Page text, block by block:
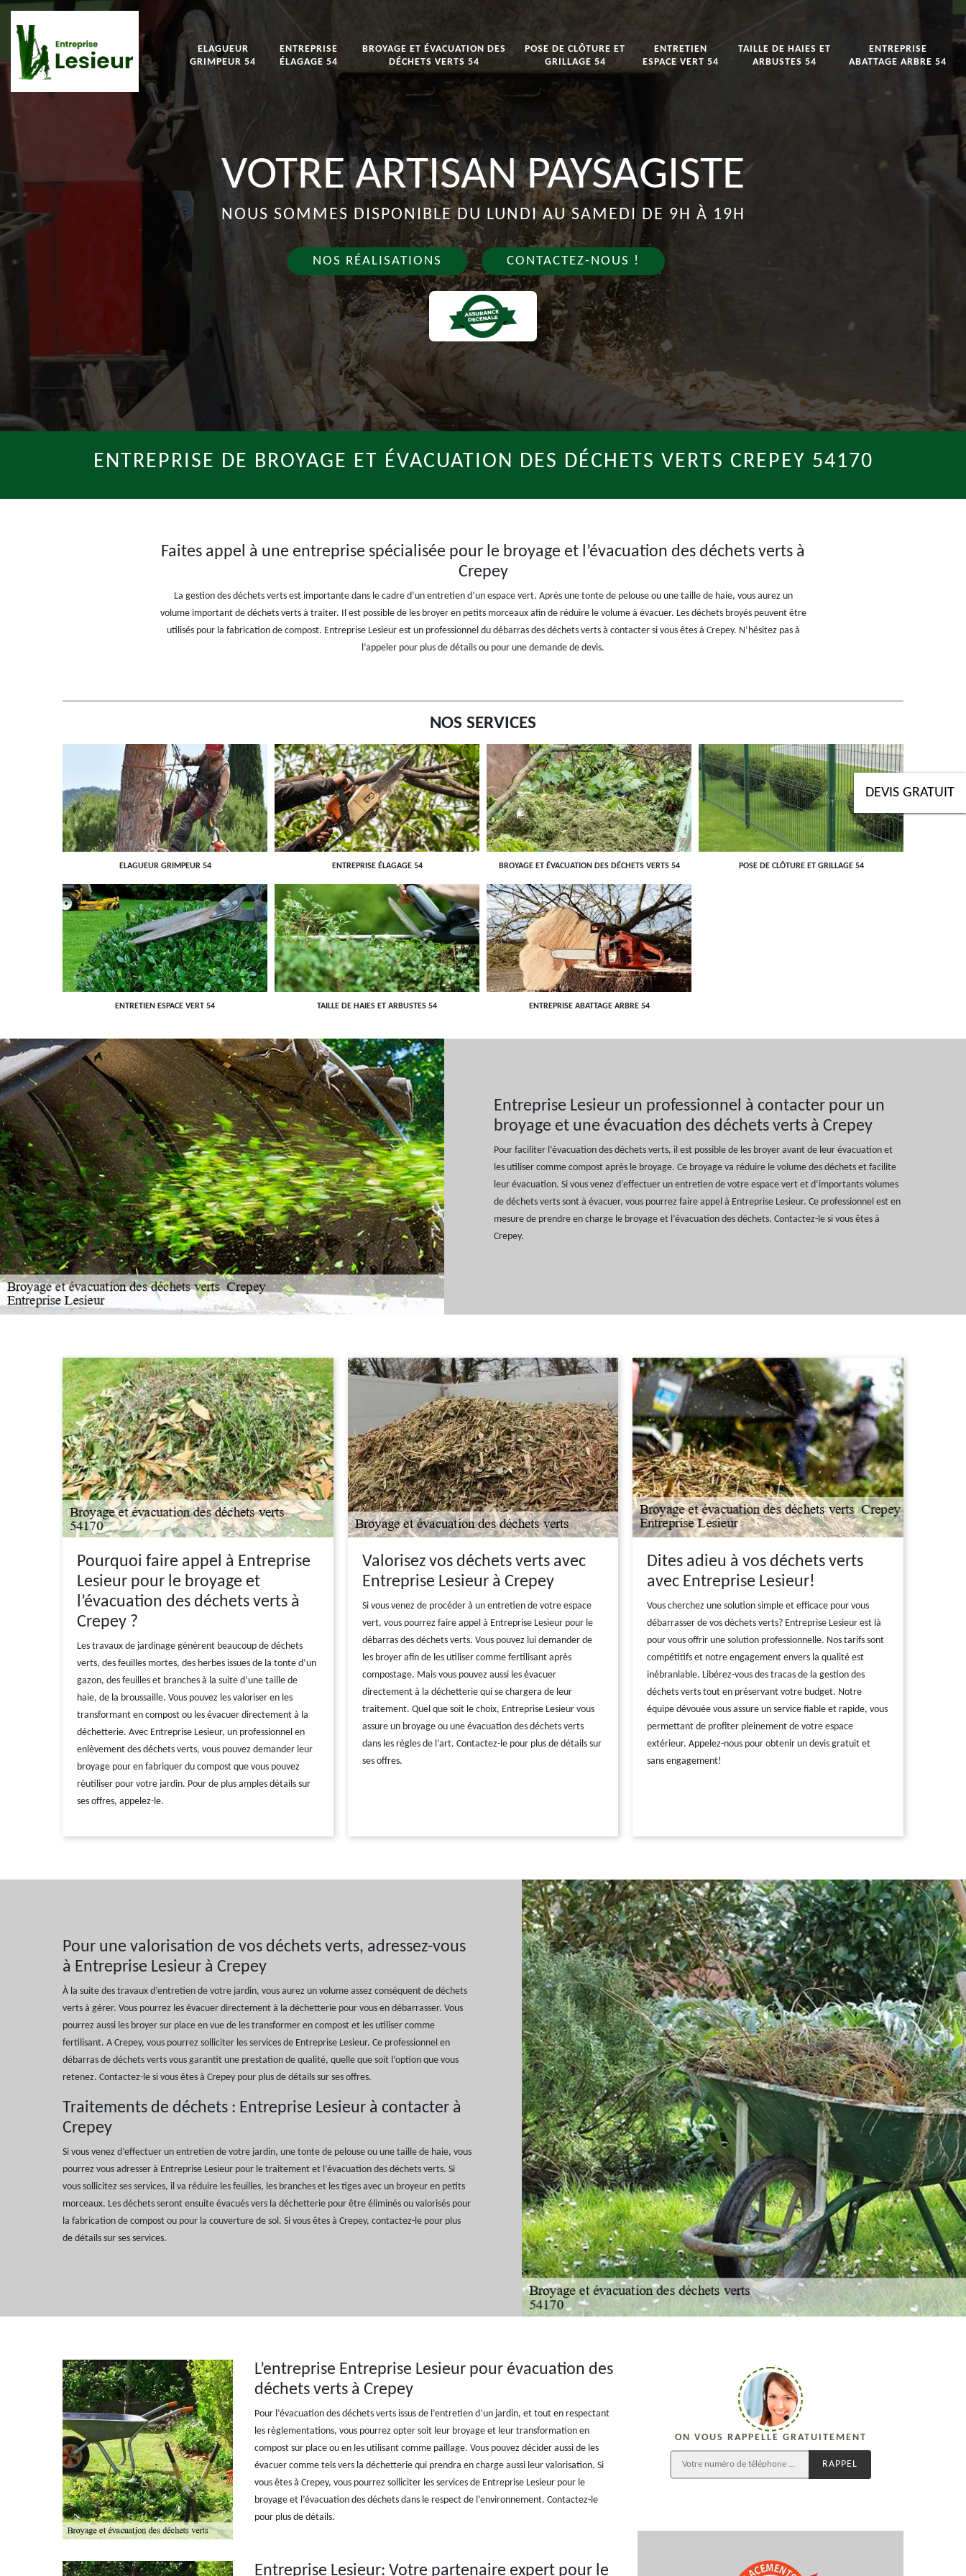
ELAGUEUR
GRIMPEUR 54
ENTREPRISE
ÉLAGAGE 54
BROYAGE ET ÉVACUATION DES
DÉCHETS VERTS 54
POSE DE CLÔTURE ET
GRILLAGE 54
ENTRETIEN
ESPACE VERT 54
TAILLE DE HAIES ET
ARBUSTES 54
ENTREPRISE
ABATTAGE ARBRE 54
VOTRE ARTISAN PAYSAGISTE
NOUS SOMMES DISPONIBLE DU LUNDI AU SAMEDI DE 9H À 19H
NOS RÉALISATIONS CONTACTEZ-NOUS !
DEVIS GRATUIT
ENTREPRISE DE BROYAGE ET ÉVACUATION DES DÉCHETS VERTS CREPEY 54170
Faites appel à une entreprise spécialisée pour le broyage et l’évacuation des déchets verts à
Crepey
La gestion des déchets verts est importante dans le cadre d’un entretien d’un espace vert. Après une tonte de pelouse ou une taille de haie, vous aurez un
volume important de déchets verts à traiter. Il est possible de les broyer en petits morceaux afin de réduire le volume à évacuer. Les déchets broyés peuvent être
utilisés pour la fabrication de compost. Entreprise Lesieur est un professionnel du débarras des déchets verts à contacter si vous êtes à Crepey. N’hésitez pas à
l’appeler pour plus de détails ou pour une demande de devis.
NOS SERVICES
ELAGUEUR GRIMPEUR 54 ENTREPRISE ÉLAGAGE 54 BROYAGE ET ÉVACUATION DES DÉCHETS VERTS 54 POSE DE CLÔTURE ET GRILLAGE 54
ENTRETIEN ESPACE VERT 54 TAILLE DE HAIES ET ARBUSTES 54 ENTREPRISE ABATTAGE ARBRE 54
Entreprise Lesieur un professionnel à contacter pour un
broyage et une évacuation des déchets verts à Crepey
Pour faciliter l’évacuation des déchets verts, il est possible de les broyer avant de leur évacuation et
les utiliser comme compost après le broyage. Ce broyage va réduire le volume des déchets et facilite
leur évacuation. Si vous venez d’effectuer un entretien de votre espace vert et d’importants volumes
de déchets verts sont à évacuer, vous pourrez faire appel à Entreprise Lesieur. Ce professionnel est en
mesure de prendre en charge le broyage et l’évacuation des déchets. Contactez-le si vous êtes à
Crepey.
Pourquoi faire appel à Entreprise
Lesieur pour le broyage et
l’évacuation des déchets verts à
Crepey ?
Les travaux de jardinage génèrent beaucoup de déchets
verts, des feuilles mortes, des herbes issues de la tonte d’un
gazon, des feuilles et branches à la suite d’une taille de
haie, de la broussaille. Vous pouvez les valoriser en les
transformant en compost ou les évacuer directement à la
déchetterie. Avec Entreprise Lesieur, un professionnel en
enlèvement des déchets verts, vous pouvez demander leur
broyage pour en fabriquer du compost que vous pouvez
réutiliser pour votre jardin. Pour de plus amples détails sur
ses offres, appelez-le.
Valorisez vos déchets verts avec
Entreprise Lesieur à Crepey
Si vous venez de procéder à un entretien de votre espace
vert, vous pourrez faire appel à Entreprise Lesieur pour le
débarras des déchets verts. Vous pouvez lui demander de
les broyer afin de les utiliser comme fertilisant après
compostage. Mais vous pouvez aussi les évacuer
directement à la déchetterie qui se chargera de leur
traitement. Quel que soit le choix, Entreprise Lesieur vous
assure un broyage ou une évacuation des déchets verts
dans les règles de l’art. Contactez-le pour plus de détails sur
ses offres.
Dites adieu à vos déchets verts
avec Entreprise Lesieur!
Vous cherchez une solution simple et efficace pour vous
débarrasser de vos déchets verts? Entreprise Lesieur est là
pour vous offrir une solution professionnelle. Nos tarifs sont
compétitifs et notre engagement envers la qualité est
inébranlable. Libérez-vous des tracas de la gestion des
déchets verts tout en préservant votre budget. Notre
équipe dévouée vous assure un service fiable et rapide, vous
permettant de profiter pleinement de votre espace
extérieur. Appelez-nous pour obtenir un devis gratuit et
sans engagement!
Pour une valorisation de vos déchets verts, adressez-vous
à Entreprise Lesieur à Crepey
À la suite des travaux d’entretien de votre jardin, vous aurez un volume assez conséquent de déchets
verts à gérer. Vous pourrez les évacuer directement à la déchetterie pour vous en débarrasser. Vous
pourrez aussi les broyer sur place en vue de les transformer en compost et les utiliser comme
fertilisant. A Crepey, vous pourrez solliciter les services de Entreprise Lesieur. Ce professionnel en
débarras de déchets verts vous garantit une prestation de qualité, quelle que soit l’option que vous
retenez. Contactez-le si vous êtes à Crepey pour plus de détails sur ses offres.
Traitements de déchets : Entreprise Lesieur à contacter à
Crepey
Si vous venez d’effectuer un entretien de votre jardin, une tonte de pelouse ou une taille de haie, vous
pourrez vous adresser à Entreprise Lesieur pour le traitement et l’évacuation des déchets verts. Si
vous sollicitez ses services, il va réduire les feuilles, les branches et les tiges avec un broyeur en petits
morceaux. Les déchets seront ensuite évacués vers la déchetterie pour être éliminés ou valorisés pour
la fabrication de compost ou pour la couverture de sol. Si vous êtes à Crepey, contactez-le pour plus
de détails sur ses services.
L’entreprise Entreprise Lesieur pour évacuation des
déchets verts à Crepey
Pour l’évacuation des déchets verts issus de l’entretien d’un jardin, et tout en respectant
les règlementations, vous pourrez opter soit leur broyage et leur transformation en
compost sur place ou en les utilisant comme paillage. Vous pouvez décider aussi de les
évacuer comme tels vers la déchetterie qui prendra en charge aussi leur valorisation. Si
vous êtes à Crepey, vous pourrez solliciter les services de Entreprise Lesieur pour le
broyage et l’évacuation des déchets dans le respect de l’environnement. Contactez-le
pour plus de détails.
Entreprise Lesieur: Votre partenaire expert pour le
ON VOUS RAPPELLE GRATUITEMENT